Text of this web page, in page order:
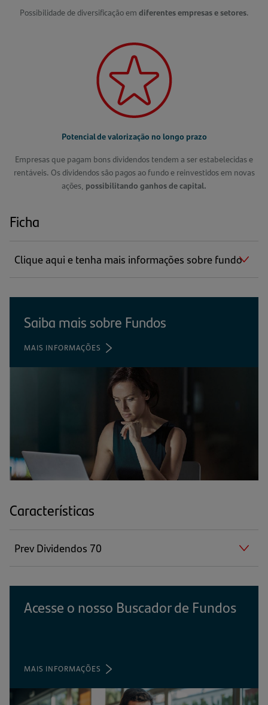
Possibilidade de diversificação em diferentes empresas e setores.
Potencial de valorização no longo prazo
Empresas que pagam bons dividendos tendem a ser estabelecidas e
rentáveis. Os dividendos são pagos ao fundo e reinvestidos em novas
ações, possibilitando ganhos de capital.
Ficha
Clique aqui e tenha mais informações sobre fundo
Saiba mais sobre Fundos
MAIS INFORMAÇÕES (ABRE
UMA
NOVA
ABA)
Características
Prev Dividendos 70
Acesse o nosso Buscador de Fundos
MAIS INFORMAÇÕES (ABRE
UMA
NOVA